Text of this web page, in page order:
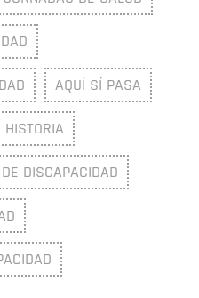
AQUÍ SÍ PASA
HISTORIA
DISCAPACIDAD